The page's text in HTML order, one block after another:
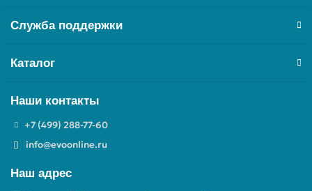
Служба поддержки
Каталог
Наши контакты
+7 (499) 288-77-60
info@evoonline.ru
Наш адрес